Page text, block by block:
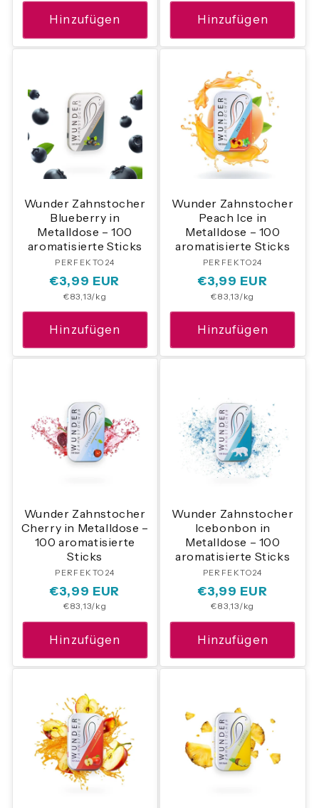
Hinzufügen Hinzufügen
Wunder Zahnstocher
Blueberry in
Metalldose – 100
aromatisierte Sticks
Anbieter:
PERFEKTO24
Normaler
Preis
€3,99 EUR
Grundpreis
€83,13/kg
Hinzufügen
Wunder Zahnstocher
Peach Ice in
Metalldose – 100
aromatisierte Sticks
Anbieter:
PERFEKTO24
Normaler
Preis
€3,99 EUR
Grundpreis
€83,13/kg
Hinzufügen
Wunder Zahnstocher
Cherry in Metalldose –
100 aromatisierte
Sticks
Anbieter:
PERFEKTO24
Normaler
Preis
€3,99 EUR
Grundpreis
€83,13/kg
Hinzufügen
Wunder Zahnstocher
Icebonbon in
Metalldose – 100
aromatisierte Sticks
Anbieter:
PERFEKTO24
Normaler
Preis
€3,99 EUR
Grundpreis
€83,13/kg
Hinzufügen